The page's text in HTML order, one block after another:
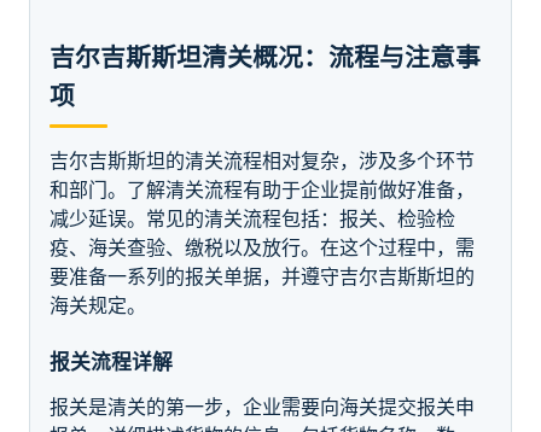
吉尔吉斯斯坦清关概况：流程与注意事
项
吉尔吉斯斯坦的清关流程相对复杂，涉及多个环节
和部门。了解清关流程有助于企业提前做好准备，
减少延误。常见的清关流程包括：报关、检验检
疫、海关查验、缴税以及放行。在这个过程中，需
要准备一系列的报关单据，并遵守吉尔吉斯斯坦的
海关规定。
报关流程详解
报关是清关的第一步，企业需要向海关提交报关申